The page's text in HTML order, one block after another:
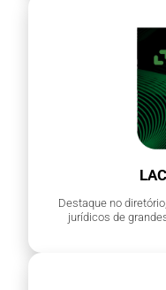
Destaque no
jurídicos de